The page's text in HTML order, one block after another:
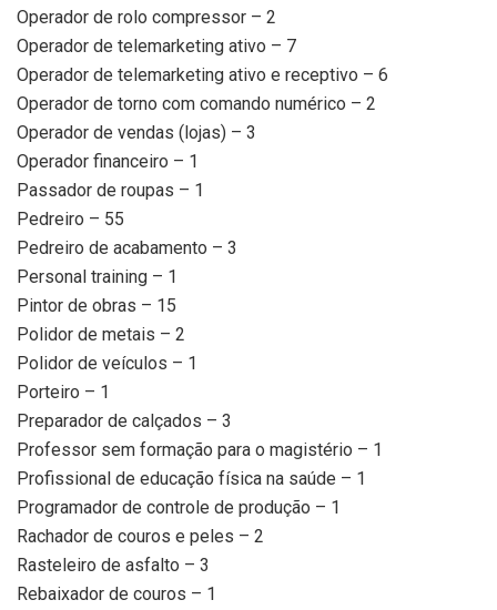
Operador de rolo compressor – 2
Operador de telemarketing ativo – 7
Operador de telemarketing ativo e receptivo – 6
Operador de torno com comando numérico – 2
Operador de vendas (lojas) – 3
Operador financeiro – 1
Passador de roupas – 1
Pedreiro – 55
Pedreiro de acabamento – 3
Personal training – 1
Pintor de obras – 15
Polidor de metais – 2
Polidor de veículos – 1
Porteiro – 1
Preparador de calçados – 3
Professor sem formação para o magistério – 1
Profissional de educação física na saúde – 1
Programador de controle de produção – 1
Rachador de couros e peles – 2
Rasteleiro de asfalto – 3
Rebaixador de couros – 1